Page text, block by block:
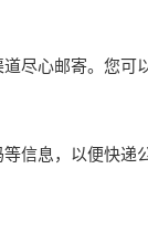
尽心邮寄。您可
信息，以便快递